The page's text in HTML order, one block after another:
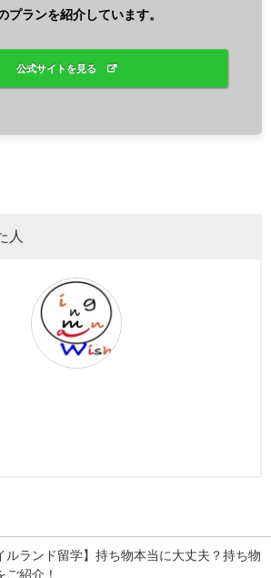
プランを紹介しています。
公式サイトを見る
人
ルランド留学】持ち物本当に大丈夫？持ち物
ご紹介！